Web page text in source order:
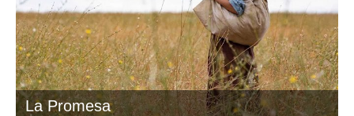
La Promesa